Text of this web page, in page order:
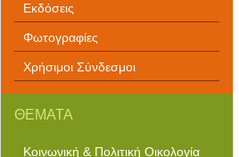
Εκδόσεις
Φωτογραφίες
Χρήσιμοι Σύνδεσμοι
ΘΕΜΑΤΑ
Κοινωνική & Πολιτική Οικολογία